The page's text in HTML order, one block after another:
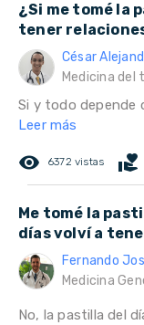
¿Si me tomé la
tener
César
Medicina del
Si y todo depende
Leer más
remove_red_eye 6372 vistas volunteer_activism
Me tomé la
días volví a
Fernando
Medicina
No, la pastilla del